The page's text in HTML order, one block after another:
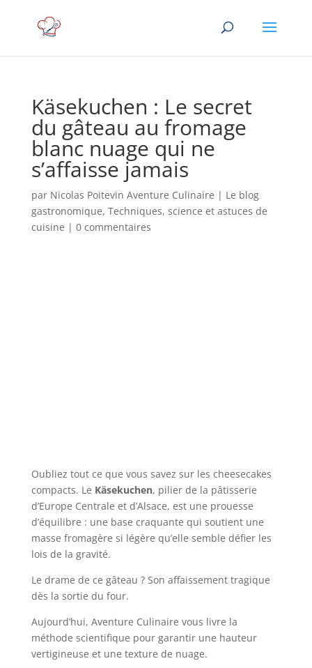
Käsekuchen : Le secret
du gâteau au fromage
blanc nuage qui ne
s’affaisse jamais
par Nicolas Poitevin Aventure Culinaire | Le blog
gastronomique, Techniques, science et astuces de
cuisine | 0 commentaires
Oubliez tout ce que vous savez sur les cheesecakes
compacts. Le Käsekuchen, pilier de la pâtisserie
d’Europe Centrale et d’Alsace, est une prouesse
d’équilibre : une base craquante qui soutient une
masse fromagère si légère qu’elle semble défier les
lois de la gravité.
Le drame de ce gâteau ? Son affaissement tragique
dès la sortie du four.
Aujourd’hui, Aventure Culinaire vous livre la
méthode scientifique pour garantir une hauteur
vertigineuse et une texture de nuage.